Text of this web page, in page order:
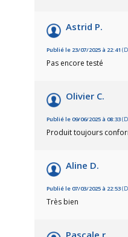
Astrid P.
Publié le 23/07/2025 à 22:41
Pas encore testé
Olivier C.
Publié le 09/06/2025 à 08:33
Produit toujours
Aline D.
Publié le 07/03/2025 à 22:53
Très bien